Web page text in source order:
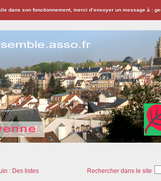
dans son fonctionnement, merci d’envoyer un message à :
Rechercher dans le site
: Des listes